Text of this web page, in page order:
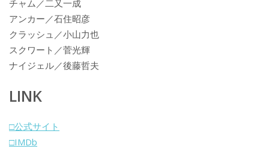
チャム／二又一成
アンカー／石住昭彦
クラッシュ／小山力也
スクワート／菅光輝
ナイジェル／後藤哲夫
LINK
□公式サイト
□IMDb